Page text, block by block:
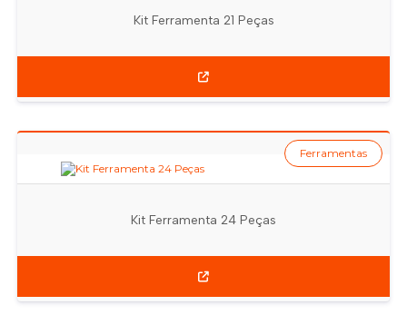
Kit Ferramenta 21 Peças
Kit Ferramenta 24 Peças
Ferramentas